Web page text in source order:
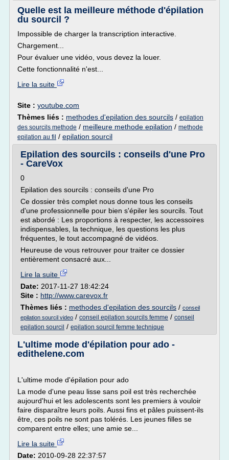
Quelle est la meilleure méthode d'épilation
du sourcil ?
Impossible de charger la transcription interactive.
Chargement...
Pour évaluer une vidéo, vous devez la louer.
Cette fonctionnalité n'est...
Lire la suite
Site : youtube.com
Thèmes liés : methodes d'epilation des sourcils / epilation
des sourcils methode / meilleure methode epilation / methode
epilation au fil / epilation sourcil
Epilation des sourcils : conseils d'une Pro
- CareVox
0
Epilation des sourcils : conseils d'une Pro
Ce dossier très complet nous donne tous les conseils
d'une professionnelle pour bien s'épiler les sourcils. Tout
est abordé : Les proportions à respecter, les accessoires
indispensables, la technique, les questions les plus
fréquentes, le tout accompagné de vidéos.
Heureuse de vous retrouver pour traiter ce dossier
entièrement consacré aux...
Lire la suite
Date: 2017-11-27 18:42:24
Site : http://www.carevox.fr
Thèmes liés : methodes d'epilation des sourcils / conseil
epilation sourcil video / conseil epilation sourcils femme / conseil
epilation sourcil / epilation sourcil femme technique
L'ultime mode d'épilation pour ado -
edithelene.com
L'ultime mode d'épilation pour ado
La mode d'une peau lisse sans poil est très recherchée
aujourd'hui et les adolescents sont les premiers à vouloir
faire disparaître leurs poils. Aussi fins et pâles puissent-ils
être, ces poils ne sont pas tolérés. Les jeunes filles se
comparent entre elles; une amie se...
Lire la suite
Date: 2010-09-28 22:37:57